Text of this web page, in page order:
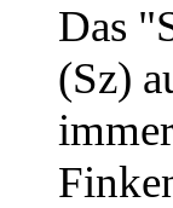
Das
(Sz)